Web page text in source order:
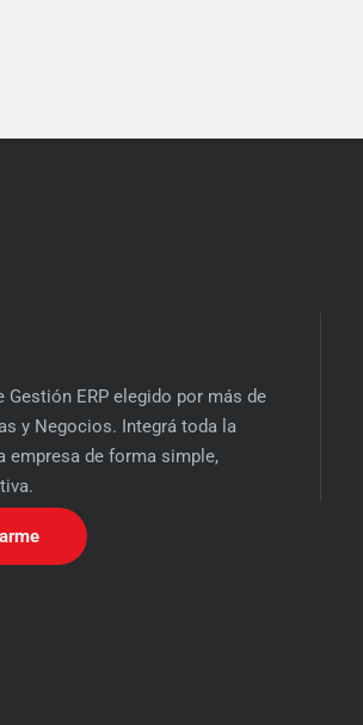
Gestión ERP elegido por más de
y Negocios. Integrá toda la
empresa de forma simple,